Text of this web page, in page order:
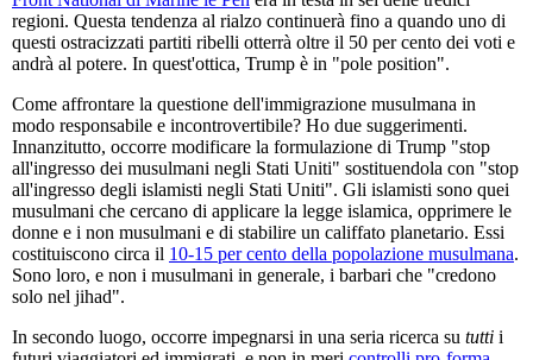
regioni. Questa tendenza al rialzo continuerà fino a quando uno di
questi ostracizzati partiti ribelli otterrà oltre il 50 per cento dei voti e
andrà al potere. In quest'ottica, Trump è in "pole position".
Come affrontare la questione dell'immigrazione musulmana in
modo responsabile e incontrovertibile? Ho due suggerimenti.
Innanzitutto, occorre modificare la formulazione di Trump "stop
all'ingresso dei musulmani negli Stati Uniti" sostituendola con "stop
all'ingresso degli islamisti negli Stati Uniti". Gli islamisti sono quei
musulmani che cercano di applicare la legge islamica, opprimere le
donne e i non musulmani e di stabilire un califfato planetario. Essi
costituiscono circa il 10-15 per cento della popolazione musulmana.
Sono loro, e non i musulmani in generale, i barbari che "credono
solo nel jihad".
In secondo luogo, occorre impegnarsi in una seria ricerca su tutti i